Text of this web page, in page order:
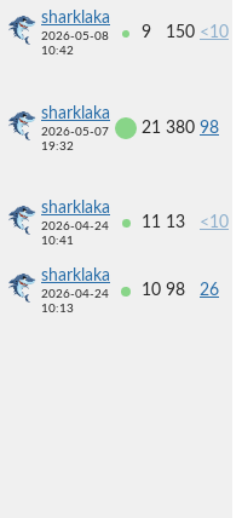
sharklaka
2026-05-08
10:42
9 150 <10
sharklaka
2026-05-07
19:32
21 380 98
sharklaka
2026-04-24
10:41
11 13 <10
sharklaka
2026-04-24
10:13
10 98 26